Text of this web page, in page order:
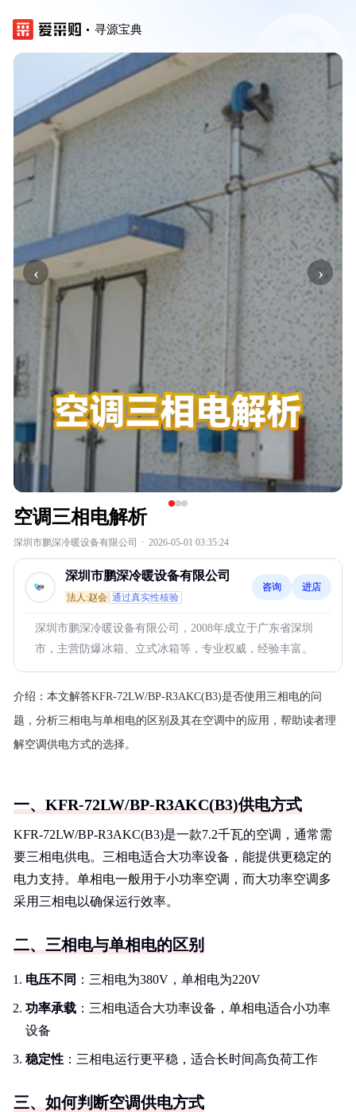
寻源宝典
‹ ›
空调三相电解析
深圳市鹏深冷暖设备有限公司 · 2026-05-01 03:35:24
深圳市鹏深冷暖设备有限公司
法人:赵会 通过真实性核验
咨询 进店
深圳市鹏深冷暖设备有限公司，2008年成立于广东省深圳
市，主营防爆冰箱、立式冰箱等，专业权威，经验丰富。
介绍： 本文解答KFR-72LW/BP-R3AKC(B3)是否使用三相电的问
题，分析三相电与单相电的区别及其在空调中的应用，帮助读者理
解空调供电方式的选择。
一、KFR-72LW/BP-R3AKC(B3)供电方式
KFR-72LW/BP-R3AKC(B3)是一款7.2千瓦的空调，通常需
要三相电供电。三相电适合大功率设备，能提供更稳定的
电力支持。单相电一般用于小功率空调，而大功率空调多
采用三相电以确保运行效率。
二、三相电与单相电的区别
电压不同 ：三相电为380V，单相电为220V
功率承载 ：三相电适合大功率设备，单相电适合小功率
设备
稳定性 ：三相电运行更平稳，适合长时间高负荷工作
三、如何判断空调供电方式